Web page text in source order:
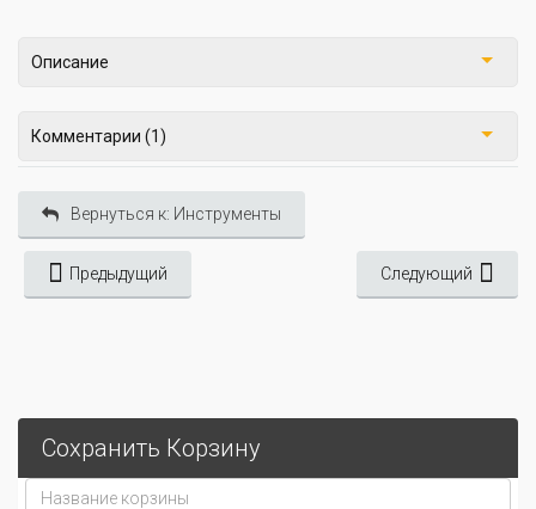
Описание
Комментарии (1)
Вернуться к: Инструменты
Предыдущий Следующий
Сохранить Корзину